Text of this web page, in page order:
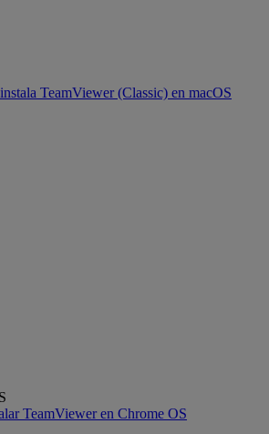
TeamViewer (Classic) en macOS
TeamViewer en Chrome OS